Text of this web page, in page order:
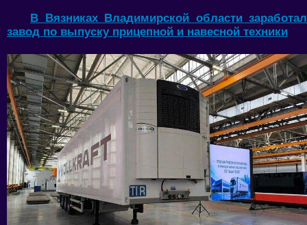
В Вязниках Владимирской области заработал
завод по выпуску прицепной и навесной техники